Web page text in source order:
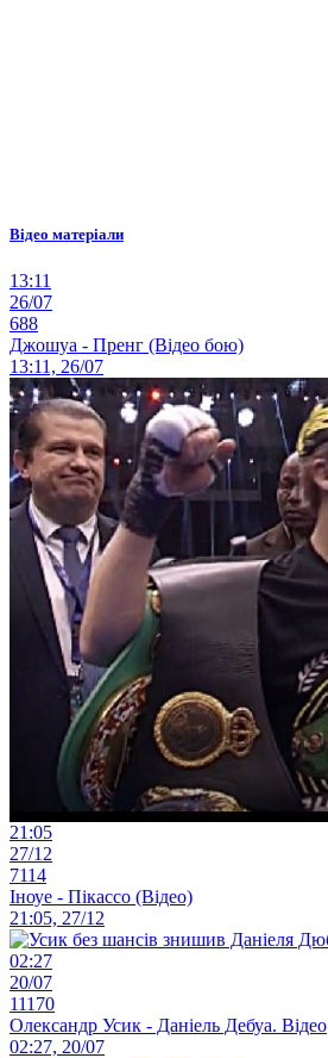
Відео матеріали
13:11
26/07
688
Джошуа - Пренг (Відео бою)
13:11, 26/07
21:05
27/12
7114
Іноуе - Пікассо (Відео)
21:05, 27/12
02:27
20/07
11170
Олександр Усик - Даніель Дебуа. Відео
02:27, 20/07